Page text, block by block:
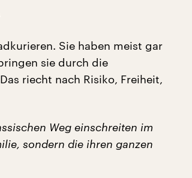
Sie haben meist gar
sie durch die
riecht nach Risiko, Freiheit,
Weg einschreiten im
sondern die ihren ganzen